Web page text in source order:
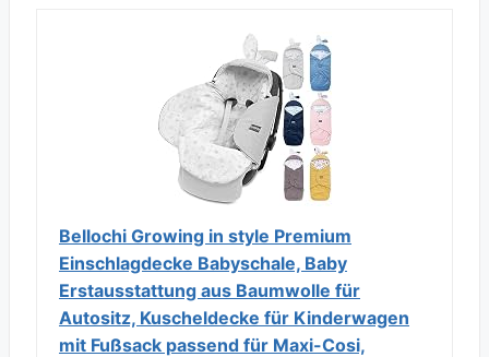
Bellochi Growing in style Premium
Einschlagdecke Babyschale, Baby
Erstausstattung aus Baumwolle für
Autositz, Kuscheldecke für Kinderwagen
mit Fußsack passend für Maxi-Cosi,